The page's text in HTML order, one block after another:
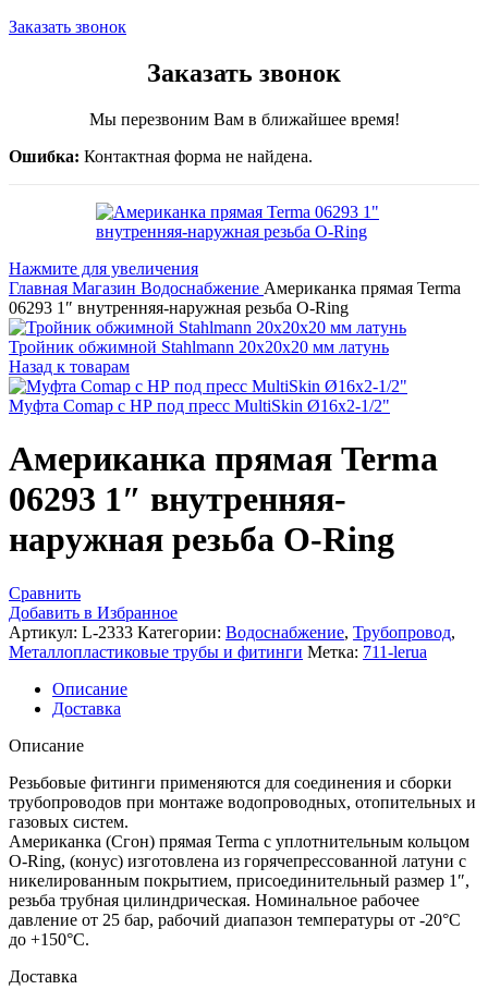
Заказать звонок
Заказать звонок
Мы перезвоним Вам в ближайшее время!
Ошибка: Контактная форма не найдена.
Нажмите для увеличения
Главная Магазин Водоснабжение Американка прямая Terma
06293 1″ внутренняя-наружная резьба O-Ring
Тройник обжимной Stahlmann 20х20х20 мм латунь
Назад к товарам
Муфта Comap с НР под пресс MultiSkin Ø16x2-1/2"
Американка прямая Terma
06293 1″ внутренняя-
наружная резьба O-Ring
Сравнить
Добавить в Избранное
Артикул: L-2333 Категории: Водоснабжение, Трубопровод,
Металлопластиковые трубы и фитинги Метка: 711-lerua
Описание
Доставка
Описание
Резьбовые фитинги применяются для соединения и сборки
трубопроводов при монтаже водопроводных, отопительных и
газовых систем.
Американка (Сгон) прямая Terma с уплотнительным кольцом
O-Ring, (конус) изготовлена из горячепрессованной латуни с
никелированным покрытием, присоединительный размер 1″,
резьба трубная цилиндрическая. Номинальное рабочее
давление от 25 бар, рабочий диапазон температуры от -20°C
до +150°C.
Доставка